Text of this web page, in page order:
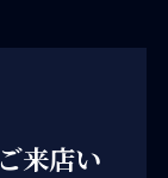
来店い